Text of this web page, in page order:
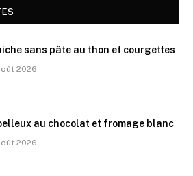
sans pâte au thon et courgettes
2026
au chocolat et fromage blanc
2026